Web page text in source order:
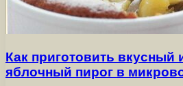
Как приготовить вкусный
яблочный пирог в